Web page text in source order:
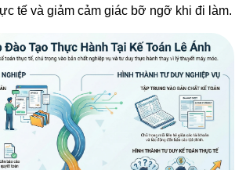
tế và giảm cảm giác bỡ ngỡ khi đi làm.